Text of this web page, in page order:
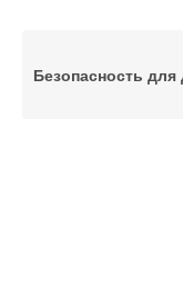
Безопасность для